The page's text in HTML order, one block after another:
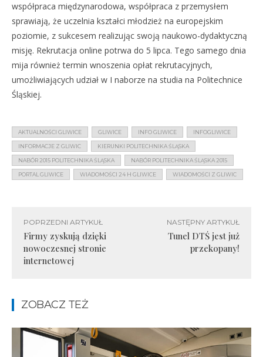
współpraca międzynarodowa, współpraca z przemysłem
sprawiają, że uczelnia kształci młodzież na europejskim
poziomie, z sukcesem realizując swoją naukowo-dydaktyczną
misję. Rekrutacja online potrwa do 5 lipca. Tego samego dnia
mija również termin wnoszenia opłat rekrutacyjnych,
umożliwiających udział w I naborze na studia na Politechnice
Śląskiej.
AKTUALNOŚCI GLIWICE GLIWICE INFO GLIWICE INFOGLIWICE
INFORMACJE Z GLIWIC KIERUNKI POLITECHNIKA ŚLĄSKA
NABÓR 2015 POLITECHNIKA ŚLĄSKA NABÓR POLITECHNIKA ŚLĄSKA 2015
PORTAL GLIWICE WIADOMOŚCI 24 H GLIWICE WIADOMOŚCI Z GLIWIC
POPRZEDNI ARTYKUŁ
Firmy zyskują dzięki
nowoczesnej stronie
internetowej
NASTĘPNY ARTYKUŁ
Tunel DTŚ jest już
przekopany!
ZOBACZ TEŻ